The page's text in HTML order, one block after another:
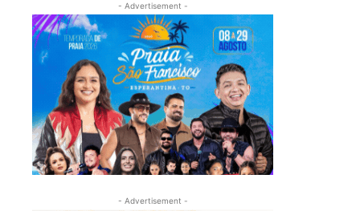
- Advertisement -
- Advertisement -